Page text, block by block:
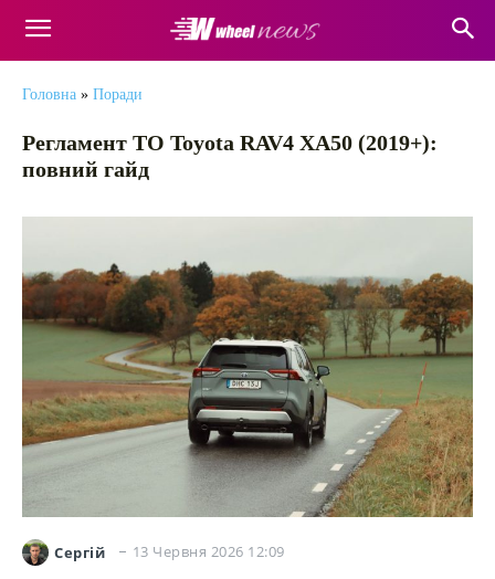
Головна » Поради
Регламент ТО Toyota RAV4 XA50 (2019+):
повний гайд
Сергій 13 Червня 2026 12:09